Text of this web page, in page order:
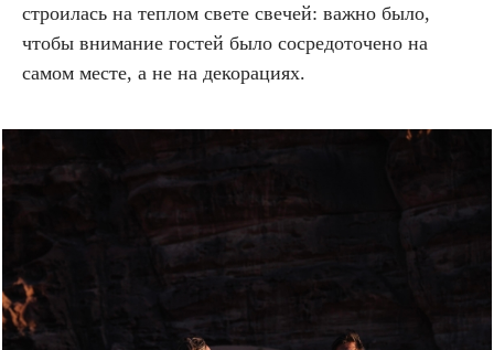
строилась на теплом свете свечей: важно было,
чтобы внимание гостей было сосредоточено на
самом месте, а не на декорациях.